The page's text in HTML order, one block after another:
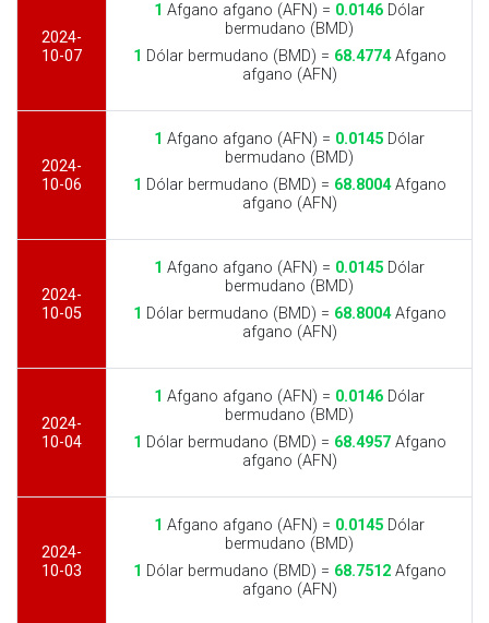
2024-
10-07
1 Afgano afgano (AFN) = 0.0146 Dólar
bermudano (BMD)
1 Dólar bermudano (BMD) = 68.4774Afgano
afgano (AFN)
2024-
10-06
1 Afgano afgano (AFN) = 0.0145 Dólar
bermudano (BMD)
1 Dólar bermudano (BMD) = 68.8004Afgano
afgano (AFN)
2024-
10-05
1 Afgano afgano (AFN) = 0.0145 Dólar
bermudano (BMD)
1 Dólar bermudano (BMD) = 68.8004Afgano
afgano (AFN)
2024-
10-04
1 Afgano afgano (AFN) = 0.0146 Dólar
bermudano (BMD)
1 Dólar bermudano (BMD) = 68.4957Afgano
afgano (AFN)
2024-
10-03
1 Afgano afgano (AFN) = 0.0145 Dólar
bermudano (BMD)
1 Dólar bermudano (BMD) = 68.7512Afgano
afgano (AFN)